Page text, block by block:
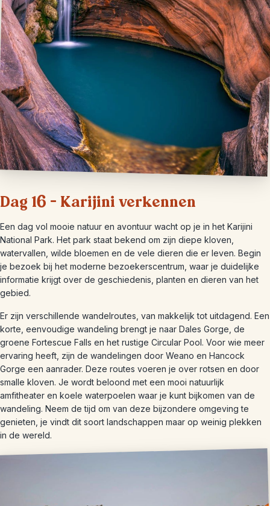
Dag 16 – Karijini verkennen
Een dag vol mooie natuur en avontuur wacht op je in het Karijini
National Park. Het park staat bekend om zijn diepe kloven,
watervallen, wilde bloemen en de vele dieren die er leven. Begin
je bezoek bij het moderne bezoekerscentrum, waar je duidelijke
informatie krijgt over de geschiedenis, planten en dieren van het
gebied.
Er zijn verschillende wandelroutes, van makkelijk tot uitdagend. Een
korte, eenvoudige wandeling brengt je naar Dales Gorge, de
groene Fortescue Falls en het rustige Circular Pool. Voor wie meer
ervaring heeft, zijn de wandelingen door Weano en Hancock
Gorge een aanrader. Deze routes voeren je over rotsen en door
smalle kloven. Je wordt beloond met een mooi natuurlijk
amfitheater en koele waterpoelen waar je kunt bijkomen van de
wandeling. Neem de tijd om van deze bijzondere omgeving te
genieten, je vindt dit soort landschappen maar op weinig plekken
in de wereld.